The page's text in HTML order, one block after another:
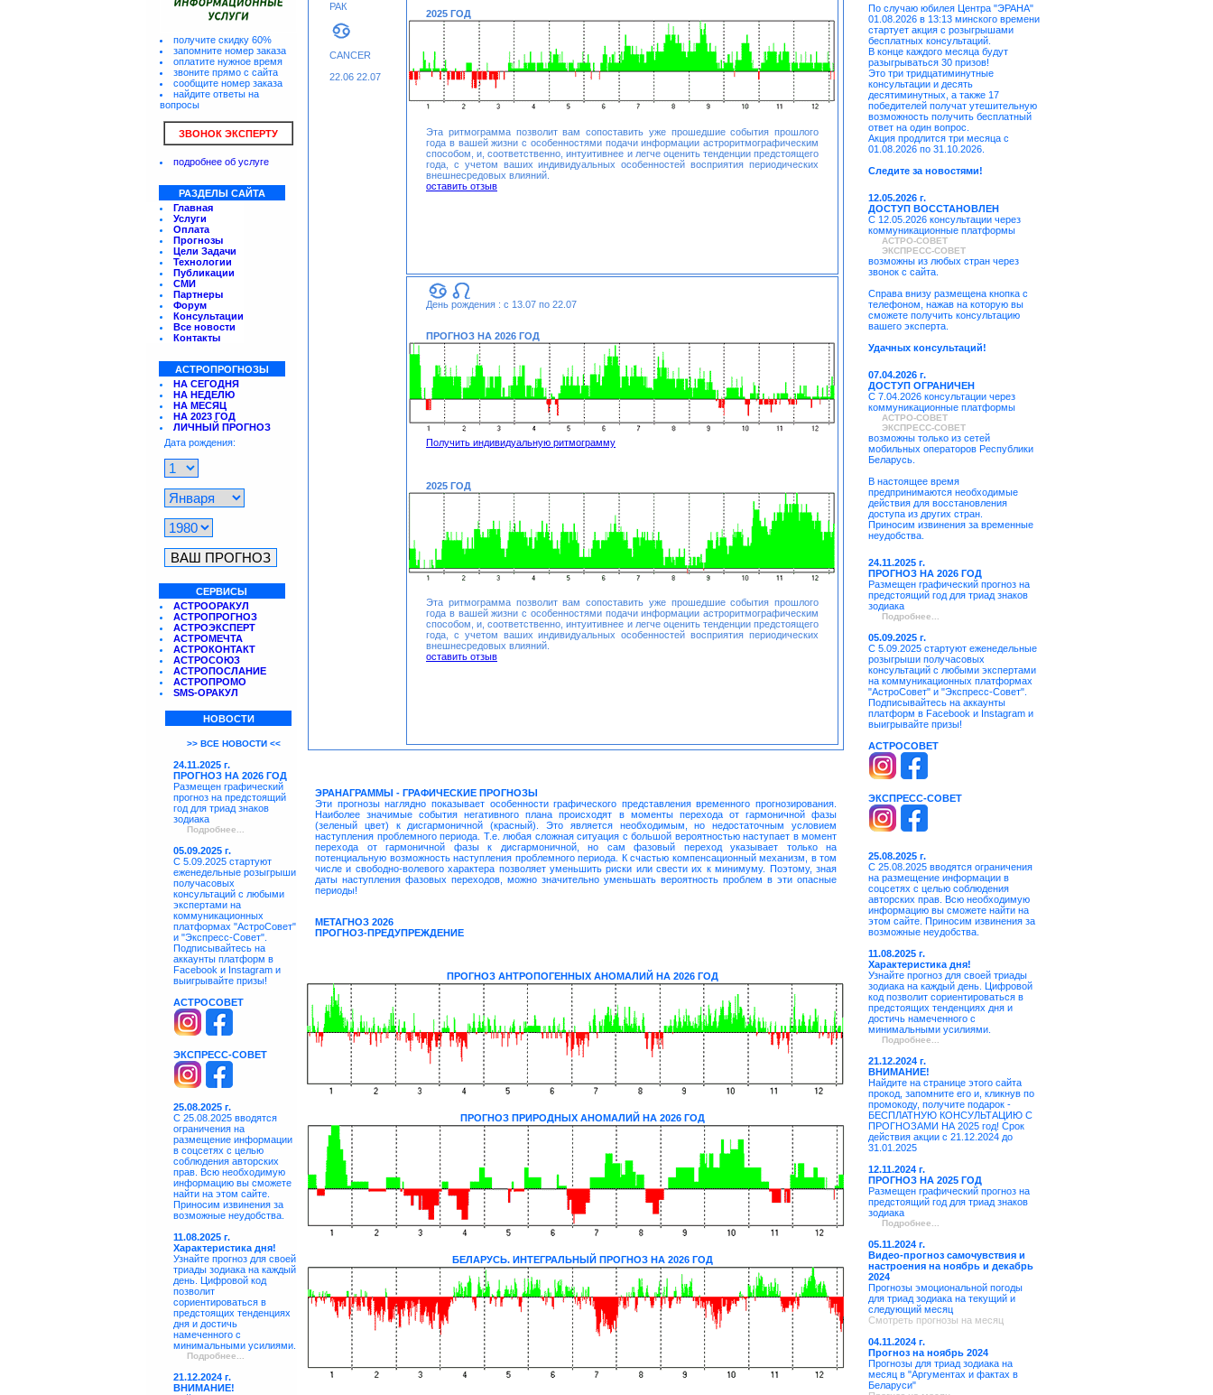
получите скидку 60%
запомните номер заказа
оплатите нужное время
звоните прямо с сайта
сообщите номер заказа
найдите ответы на
вопросы
ЗВОНОК ЭКСПЕРТУ
подробнее об услуге
РАЗДЕЛЫ САЙТА
Главная
Услуги
Оплата
Прогнозы
Цели Задачи
Технологии
Публикации
СМИ
Партнеры
Форум
Консультации
Все новости
Контакты
АСТРОПРОГНОЗЫ
НА СЕГОДНЯ
НА НЕДЕЛЮ
НА МЕСЯЦ
НА 2023 ГОД
ЛИЧНЫЙ ПРОГНОЗ
Дата рождения:
СЕРВИСЫ
АСТРООРАКУЛ
АСТРОПРОГНОЗ
АСТРОЭКСПЕРТ
АСТРОМЕЧТА
АСТРОКОНТАКТ
АСТРОСОЮЗ
АСТРОПОСЛАНИЕ
АСТРОПРОМО
SMS-ОРАКУЛ
НОВОСТИ
>> ВСЕ НОВОСТИ <<
24.11.2025 г.
ПРОГНОЗ НА 2026 ГОД
Размещен графический
прогноз на предстоящий
год для триад знаков
зодиака
Подробнее...
05.09.2025 г.
С 5.09.2025 стартуют
еженедельные розыгрыши
получасовых
консультаций с любыми
экспертами на
коммуникационных
платформах "АстроСовет"
и "Экспресс-Совет".
Подписывайтесь на
аккаунты платформ в
Facebook и Instagram и
выигрывайте призы!
АСТРОСОВЕТ
ЭКСПРЕСС-СОВЕТ
25.08.2025 г.
С 25.08.2025 вводятся
ограничения на
размещение информации
в соцсетях с целью
соблюдения авторских
прав. Всю необходимую
информацию вы сможете
найти на этом сайте.
Приносим извинения за
возможные неудобства.
11.08.2025 г.
Характеристика дня!
Узнайте прогноз для своей
триады зодиака на каждый
день. Цифровой код
позволит
сориентироваться в
предстоящих тенденциях
дня и достичь
намеченного с
минимальными усилиями.
Подробнее...
21.12.2024 г.
ВНИМАНИЕ!
РАК
CANCER
22.06 22.07
2025 ГОД
Эта ритмограмма позволит вам сопоставить уже прошедшие события прошлого
года в вашей жизни с особенностями подачи информации астроритмографическим
способом, и, соответственно, интуитивнее и легче оценить тенденции предстоящего
года, с учетом ваших индивидуальных особенностей восприятия периодических
внешнесредовых влияний.
оставить отзыв
День рождения : с 13.07 по 22.07
ПРОГНОЗ НА 2026 ГОД
Получить индивидуальную ритмограмму
2025 ГОД
Эта ритмограмма позволит вам сопоставить уже прошедшие события прошлого
года в вашей жизни с особенностями подачи информации астроритмографическим
способом, и, соответственно, интуитивнее и легче оценить тенденции предстоящего
года, с учетом ваших индивидуальных особенностей восприятия периодических
внешнесредовых влияний.
оставить отзыв
ЭРАНАГРАММЫ - ГРАФИЧЕСКИЕ ПРОГНОЗЫ
Эти прогнозы наглядно показывает особенности графического представления временного прогнозирования.
Наиболее значимые события негативного плана происходят в моменты перехода от гармоничной фазы
(зеленый цвет) к дисгармоничной (красный). Это является необходимым, но недостаточным условием
наступления проблемного периода. Т.е. любая сложная ситуация с большой вероятностью наступает в момент
перехода от гармоничной фазы к дисгармоничной, но сам фазовый переход указывает только на
потенциальную возможность наступления проблемного периода. К счастью компенсационный механизм, в том
числе и свободно-волевого характера позволяет уменьшить риски или свести их к минимуму. Поэтому, зная
даты наступления фазовых переходов, можно значительно уменьшать вероятность проблем в эти опасные
периоды!
МЕТАГНОЗ 2026
ПРОГНОЗ-ПРЕДУПРЕЖДЕНИЕ
ПРОГНОЗ АНТРОПОГЕННЫХ АНОМАЛИЙ НА 2026 ГОД
ПРОГНОЗ ПРИРОДНЫХ АНОМАЛИЙ НА 2026 ГОД
БЕЛАРУСЬ. ИНТЕГРАЛЬНЫЙ ПРОГНОЗ НА 2026 ГОД
По случаю юбилея Центра "ЭРАНА"
01.08.2026 в 13:13 минского времени
стартует акция с розыгрышами
бесплатных консультаций.
В конце каждого месяца будут
разыгрываться 30 призов!
Это три тридцатиминутные
консультации и десять
десятиминутных, а также 17
победителей получат утешительную
возможность получить бесплатный
ответ на один вопрос.
Акция продлится три месяца с
01.08.2026 по 31.10.2026.
Следите за новостями!
12.05.2026 г.
ДОСТУП ВОССТАНОВЛЕН
С 12.05.2026 консультации через
коммуникационные платформы
АСТРО-СОВЕТ
ЭКСПРЕСС-СОВЕТ
возможны из любых стран через
звонок с сайта.
Справа внизу размещена кнопка с
телефоном, нажав на которую вы
сможете получить консультацию
вашего эксперта.
Удачных консультаций!
07.04.2026 г.
ДОСТУП ОГРАНИЧЕН
С 7.04.2026 консультации через
коммуникационные платформы
АСТРО-СОВЕТ
ЭКСПРЕСС-СОВЕТ
возможны только из сетей
мобильных операторов Республики
Беларусь.
В настоящее время
предпринимаются необходимые
действия для восстановления
доступа из других стран.
Приносим извинения за временные
неудобства.
24.11.2025 г.
ПРОГНОЗ НА 2026 ГОД
Размещен графический прогноз на
предстоящий год для триад знаков
зодиака
Подробнее...
05.09.2025 г.
С 5.09.2025 стартуют еженедельные
розыгрыши получасовых
консультаций с любыми экспертами
на коммуникационных платформах
"АстроСовет" и "Экспресс-Совет".
Подписывайтесь на аккаунты
платформ в Facebook и Instagram и
выигрывайте призы!
АСТРОСОВЕТ
ЭКСПРЕСС-СОВЕТ
25.08.2025 г.
С 25.08.2025 вводятся ограничения
на размещение информации в
соцсетях с целью соблюдения
авторских прав. Всю необходимую
информацию вы сможете найти на
этом сайте. Приносим извинения за
возможные неудобства.
11.08.2025 г.
Характеристика дня!
Узнайте прогноз для своей триады
зодиака на каждый день. Цифровой
код позволит сориентироваться в
предстоящих тенденциях дня и
достичь намеченного с
минимальными усилиями.
Подробнее...
21.12.2024 г.
ВНИМАНИЕ!
Найдите на странице этого сайта
прокод, запомните его и, кликнув по
промокоду, получите подарок -
БЕСПЛАТНУЮ КОНСУЛЬТАЦИЮ С
ПРОГНОЗАМИ НА 2025 год! Срок
действия акции с 21.12.2024 до
31.01.2025
12.11.2024 г.
ПРОГНОЗ НА 2025 ГОД
Размещен графический прогноз на
предстоящий год для триад знаков
зодиака
Подробнее...
05.11.2024 г.
Видео-прогноз самочувствия и
настроения на ноябрь и декабрь
2024
Прогнозы эмоциональной погоды
для триад зодиака на текущий и
следующий месяц
Смотреть прогнозы на месяц
04.11.2024 г.
Прогноз на ноябрь 2024
Прогнозы для триад зодиака на
месяц в "Аргументах и фактах в
Беларуси"